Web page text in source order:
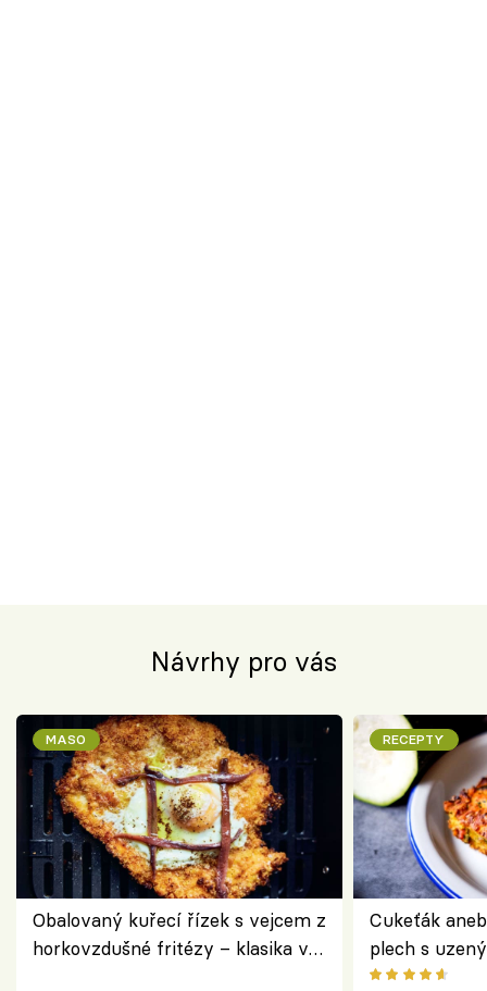
Návrhy pro vás
MASO
Obalovaný kuřecí řízek s vejcem z
horkovzdušné fritézy – klasika v
RECEPTY
Cukeťák
plech s
způsob, jak